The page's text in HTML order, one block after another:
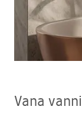
Vana